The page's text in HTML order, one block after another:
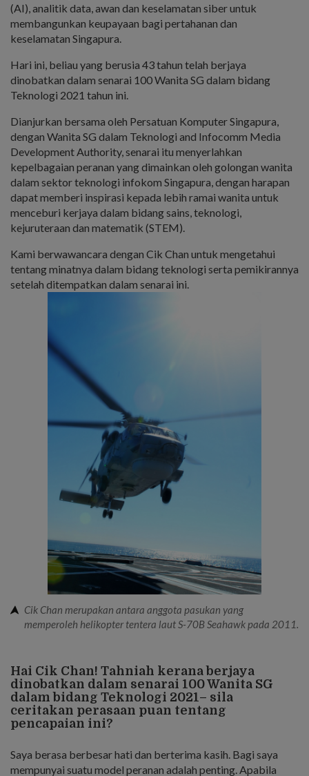
(AI), analitik data, awan dan keselamatan siber untuk
membangunkan keupayaan bagi pertahanan dan
keselamatan Singapura.
Hari ini, beliau yang berusia 43 tahun telah berjaya
dinobatkan dalam senarai 100 Wanita SG dalam bidang
Teknologi 2021 tahun ini.
Dianjurkan bersama oleh Persatuan Komputer Singapura,
dengan Wanita SG dalam Teknologi and Infocomm Media
Development Authority, senarai itu menyerlahkan
kepelbagaian peranan yang dimainkan oleh golongan wanita
dalam sektor teknologi infokom Singapura, dengan harapan
dapat memberi inspirasi kepada lebih ramai wanita untuk
menceburi kerjaya dalam bidang sains, teknologi,
kejuruteraan dan matematik (STEM).
Kami berwawancara dengan Cik Chan untuk mengetahui
tentang minatnya dalam bidang teknologi serta pemikirannya
setelah ditempatkan dalam senarai ini.
Cik Chan merupakan antara anggota pasukan yang
memperoleh helikopter tentera laut S-70B Seahawk pada 2011.
Hai Cik Chan! Tahniah kerana berjaya
dinobatkan dalam senarai 100 Wanita SG
dalam bidang Teknologi 2021– sila
ceritakan perasaan puan tentang
pencapaian ini?
Saya berasa berbesar hati dan berterima kasih. Bagi saya
mempunyai suatu model peranan adalah penting. Apabila